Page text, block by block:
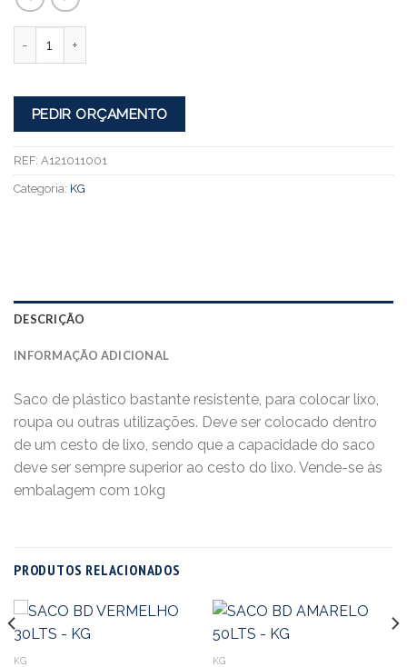
PEDIR ORÇAMENTO
REF: A121011001
Categoria: KG
DESCRIÇÃO
INFORMAÇÃO ADICIONAL
Saco de plástico bastante resistente, para colocar lixo,
roupa ou outras utilizações. Deve ser colocado dentro
de um cesto de lixo, sendo que a capacidade do saco
deve ser sempre superior ao cesto do lixo. Vende-se às
embalagem com 10kg
PRODUTOS RELACIONADOS
KG KG